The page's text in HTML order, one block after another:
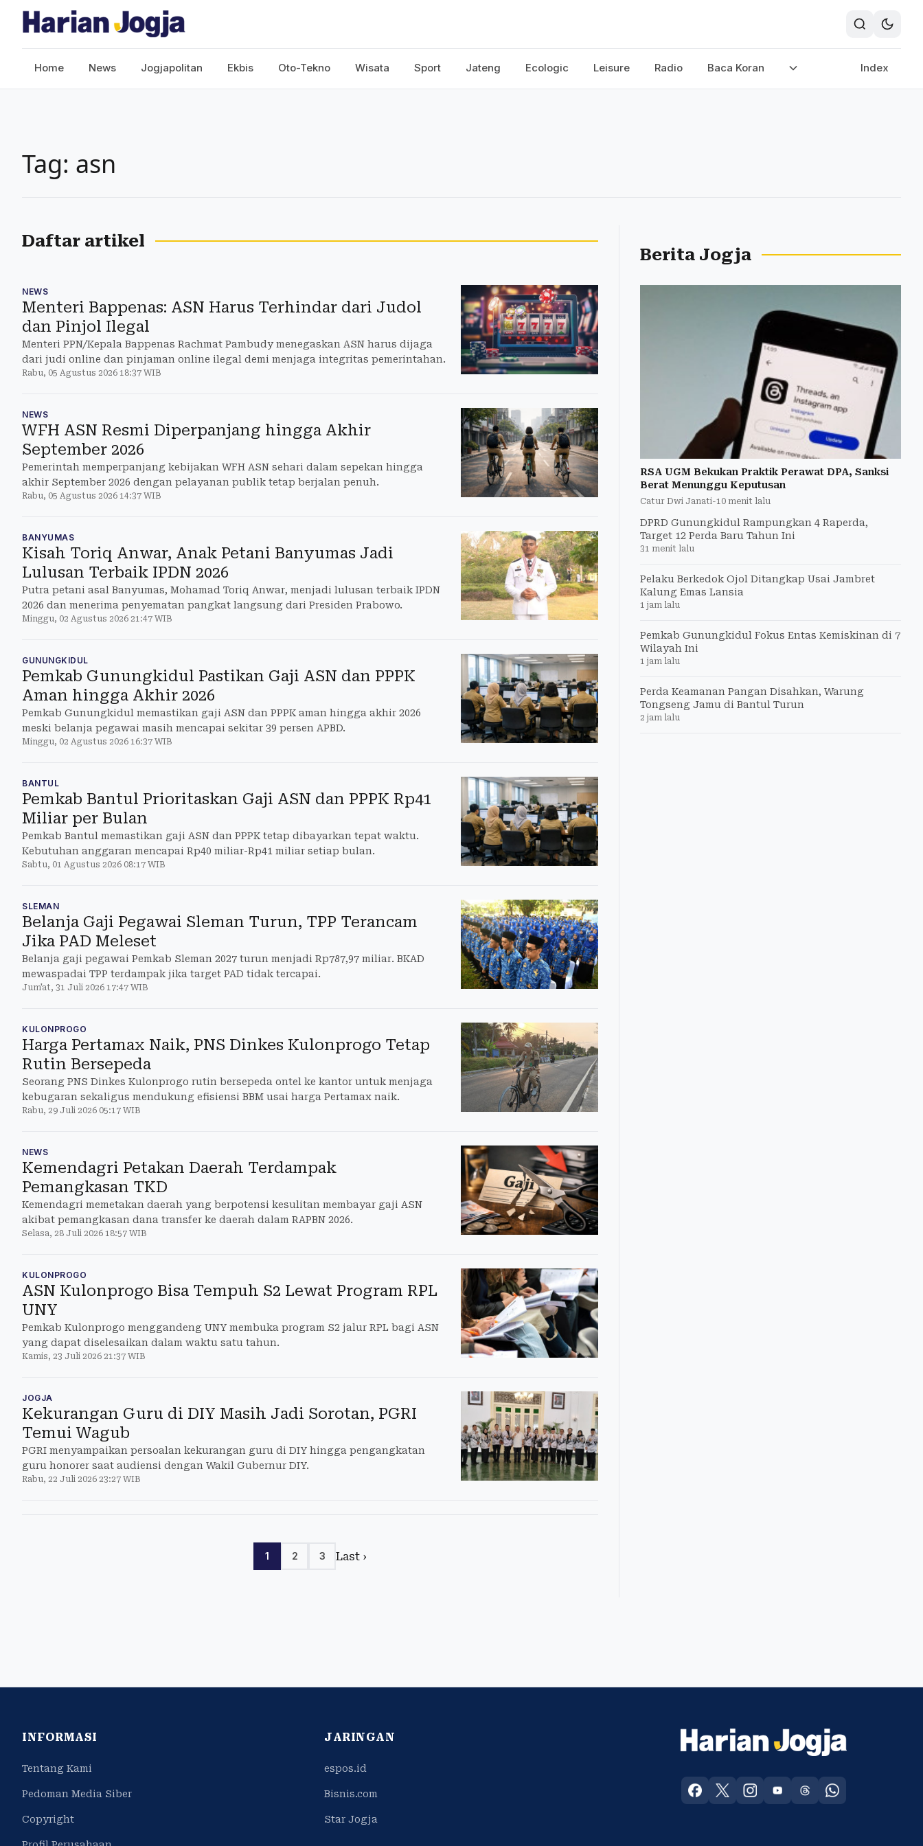
Home News Jogjapolitan Ekbis Oto-Tekno Wisata Sport Jateng Ecologic Leisure Radio Baca Koran Index
Tag: asn
Daftar artikel
NEWS
Menteri Bappenas: ASN Harus Terhindar dari Judol
dan Pinjol Ilegal
Menteri PPN/Kepala Bappenas Rachmat Pambudy menegaskan ASN harus dijaga
dari judi online dan pinjaman online ilegal demi menjaga integritas pemerintahan.
Rabu, 05 Agustus 2026 18:37 WIB
NEWS
WFH ASN Resmi Diperpanjang hingga Akhir
September 2026
Pemerintah memperpanjang kebijakan WFH ASN sehari dalam sepekan hingga
akhir September 2026 dengan pelayanan publik tetap berjalan penuh.
Rabu, 05 Agustus 2026 14:37 WIB
BANYUMAS
Kisah Toriq Anwar, Anak Petani Banyumas Jadi
Lulusan Terbaik IPDN 2026
Putra petani asal Banyumas, Mohamad Toriq Anwar, menjadi lulusan terbaik IPDN
2026 dan menerima penyematan pangkat langsung dari Presiden Prabowo.
Minggu, 02 Agustus 2026 21:47 WIB
GUNUNGKIDUL
Pemkab Gunungkidul Pastikan Gaji ASN dan PPPK
Aman hingga Akhir 2026
Pemkab Gunungkidul memastikan gaji ASN dan PPPK aman hingga akhir 2026
meski belanja pegawai masih mencapai sekitar 39 persen APBD.
Minggu, 02 Agustus 2026 16:37 WIB
BANTUL
Pemkab Bantul Prioritaskan Gaji ASN dan PPPK Rp41
Miliar per Bulan
Pemkab Bantul memastikan gaji ASN dan PPPK tetap dibayarkan tepat waktu.
Kebutuhan anggaran mencapai Rp40 miliar-Rp41 miliar setiap bulan.
Sabtu, 01 Agustus 2026 08:17 WIB
SLEMAN
Belanja Gaji Pegawai Sleman Turun, TPP Terancam
Jika PAD Meleset
Belanja gaji pegawai Pemkab Sleman 2027 turun menjadi Rp787,97 miliar. BKAD
mewaspadai TPP terdampak jika target PAD tidak tercapai.
Jum'at, 31 Juli 2026 17:47 WIB
KULONPROGO
Harga Pertamax Naik, PNS Dinkes Kulonprogo Tetap
Rutin Bersepeda
Seorang PNS Dinkes Kulonprogo rutin bersepeda ontel ke kantor untuk menjaga
kebugaran sekaligus mendukung efisiensi BBM usai harga Pertamax naik.
Rabu, 29 Juli 2026 05:17 WIB
NEWS
Kemendagri Petakan Daerah Terdampak
Pemangkasan TKD
Kemendagri memetakan daerah yang berpotensi kesulitan membayar gaji ASN
akibat pemangkasan dana transfer ke daerah dalam RAPBN 2026.
Selasa, 28 Juli 2026 18:57 WIB
KULONPROGO
ASN Kulonprogo Bisa Tempuh S2 Lewat Program RPL
UNY
Pemkab Kulonprogo menggandeng UNY membuka program S2 jalur RPL bagi ASN
yang dapat diselesaikan dalam waktu satu tahun.
Kamis, 23 Juli 2026 21:37 WIB
JOGJA
Kekurangan Guru di DIY Masih Jadi Sorotan, PGRI
Temui Wagub
PGRI menyampaikan persoalan kekurangan guru di DIY hingga pengangkatan
guru honorer saat audiensi dengan Wakil Gubernur DIY.
Rabu, 22 Juli 2026 23:27 WIB
1 2 3 Last ›
Berita Jogja
RSA UGM Bekukan Praktik Perawat DPA, Sanksi
Berat Menunggu Keputusan
Catur Dwi Janati-10 menit lalu
DPRD Gunungkidul Rampungkan 4 Raperda,
Target 12 Perda Baru Tahun Ini
31 menit lalu
Pelaku Berkedok Ojol Ditangkap Usai Jambret
Kalung Emas Lansia
1 jam lalu
Pemkab Gunungkidul Fokus Entas Kemiskinan di 7
Wilayah Ini
1 jam lalu
Perda Keamanan Pangan Disahkan, Warung
Tongseng Jamu di Bantul Turun
2 jam lalu
INFORMASI
Tentang Kami
Pedoman Media Siber
Copyright
JARINGAN
espos.id
Bisnis.com
Star Jogja